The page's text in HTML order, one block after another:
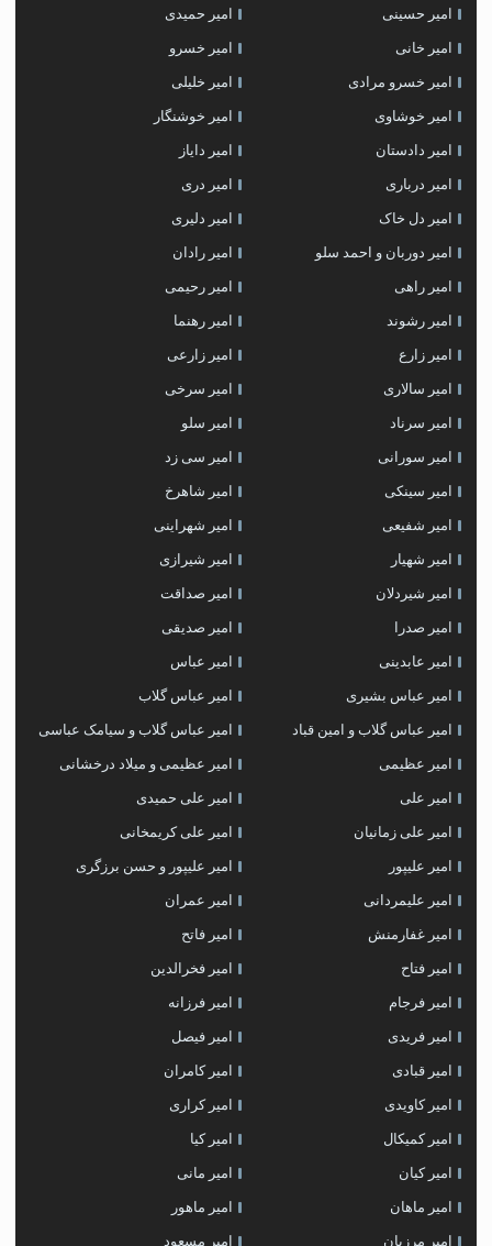
امیر حسینی امیر حمیدی
امیر خانی امیر خسرو
امیر خسرو مرادی امیر خلیلی
امیر خوشاوی امیر خوشنگار
امیر دادستان امیر دایاز
امیر درباری امیر دری
امیر دل خاک امیر دلیری
امیر دوربان و احمد سلو امیر رادان
امیر راهی امیر رحیمی
امیر رشوند امیر رهنما
امیر زارع امیر زارعی
امیر سالاری امیر سرخی
امیر سرناد امیر سلو
امیر سورانی امیر سی زد
امیر سینکی امیر شاهرخ
امیر شفیعی امیر شهراینی
امیر شهیار امیر شیرازی
امیر شیردلان امیر صداقت
امیر صدرا امیر صدیقی
امیر عابدینی امیر عباس
امیر عباس بشیری امیر عباس گلاب
امیر عباس گلاب و امین قباد امیر عباس گلاب و سیامک عباسی
امیر عظیمی امیر عظیمی و میلاد درخشانی
امیر علی امیر علی حمیدی
امیر علی زمانیان امیر علی کریمخانی
امیر علیپور امیر علیپور و حسن برزگری
امیر علیمردانی امیر عمران
امیر غفارمنش امیر فاتح
امیر فتاح امیر فخرالدین
امیر فرجام امیر فرزانه
امیر فریدی امیر فیصل
امیر قبادی امیر کامران
امیر کاویدی امیر کراری
امیر کمیکال امیر کیا
امیر کیان امیر مانی
امیر ماهان امیر ماهور
امیر مرزبان امیر مسعود